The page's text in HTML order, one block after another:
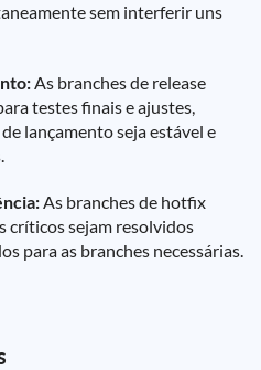
sem interferir uns
As branches de release
testes finais e ajustes,
lançamento seja estável e
As branches de hotfix
críticos sejam resolvidos
para as branches necessárias.